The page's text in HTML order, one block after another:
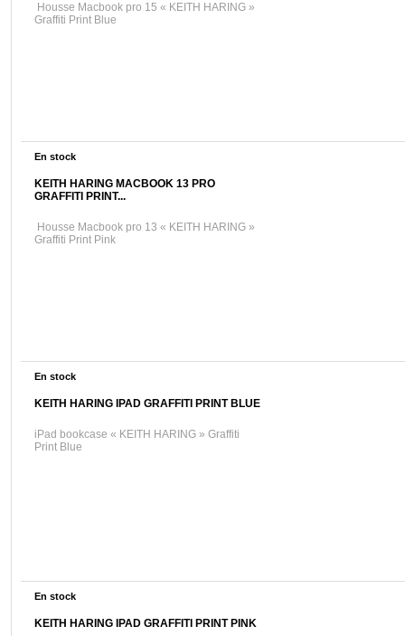
Housse Macbook pro 15 « KEITH HARING »
Graffiti Print Blue
En stock
KEITH HARING MACBOOK 13 PRO
GRAFFITI PRINT...
Housse Macbook pro 13 « KEITH HARING »
Graffiti Print Pink
En stock
KEITH HARING IPAD GRAFFITI PRINT BLUE
iPad bookcase « KEITH HARING » Graffiti
Print Blue
En stock
KEITH HARING IPAD GRAFFITI PRINT PINK